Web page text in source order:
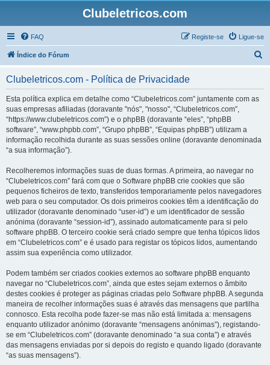
Clubeletricos.com
FAQ Ligue-se
Registe-se
Índice do Fórum
Clubeletricos.com - Política de Privacidade
Esta política explica em detalhe como “Clubeletricos.com” juntamente com as
suas empresas afiliadas (doravante "nós", "nosso", “Clubeletricos.com”,
“https://www.clubeletricos.com”) e o phpBB (doravante “eles”, “phpBB
software”, “www.phpbb.com”, “Grupo phpBB”, “Equipas phpBB”) utilizam a
informação recolhida durante as suas sessões online (doravante denominada
“a sua informação”).
Recolheremos informações suas de duas formas. A primeira, ao navegar no
“Clubeletricos.com” fará com que o Software phpBB crie cookies que são
pequenos ficheiros de texto, transferidos temporariamente pelos navegadores
web para o seu computador. Os dois primeiros cookies têm a identificação do
utilizador (doravante denominado “user-id”) e um identificador de sessão
anónima (doravante “session-id”), assinado automaticamente para si pelo
software phpBB. O terceiro cookie será criado sempre que tenha tópicos lidos
em “Clubeletricos.com” e é usado para registar os tópicos lidos, aumentando
assim sua experiência como utilizador.
Podem também ser criados cookies externos ao software phpBB enquanto
navegar no “Clubeletricos.com”, ainda que estes sejam externos o âmbito
destes cookies é proteger as páginas criadas pelo Software phpBB. A segunda
maneira de recolher informações suas é através das mensagens que partilha
connosco. Esta recolha pode fazer-se mas não está limitada a: mensagens
enquanto utilizador anónimo (doravante “mensagens anónimas”), registando-
se em “Clubeletricos.com” (doravante denominado “a sua conta”) e através
das mensagens enviadas por si depois do registo e quando ligado (doravante
“as suas mensagens”).